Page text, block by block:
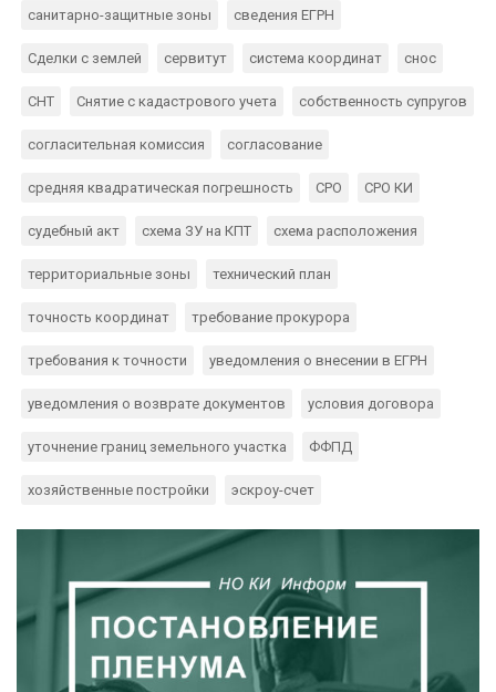
санитарно-защитные зоны сведения ЕГРН
Сделки с землей сервитут система координат снос
СНТ Снятие с кадастрового учета собственность супругов
согласительная комиссия согласование
средняя квадратическая погрешность СРО СРО КИ
судебный акт схема ЗУ на КПТ схема расположения
территориальные зоны технический план
точность координат требование прокурора
требования к точности уведомления о внесении в ЕГРН
уведомления о возврате документов условия договора
уточнение границ земельного участка ФФПД
хозяйственные постройки эскроу-счет